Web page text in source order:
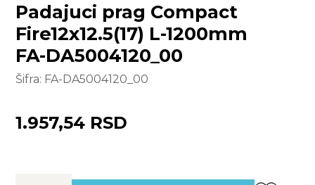
Padajuci prag Compact
Fire12x12.5(17) L-1200mm
FA-DA5004120_00
Šifra: FA-DA5004120_00
1.957,54 RSD